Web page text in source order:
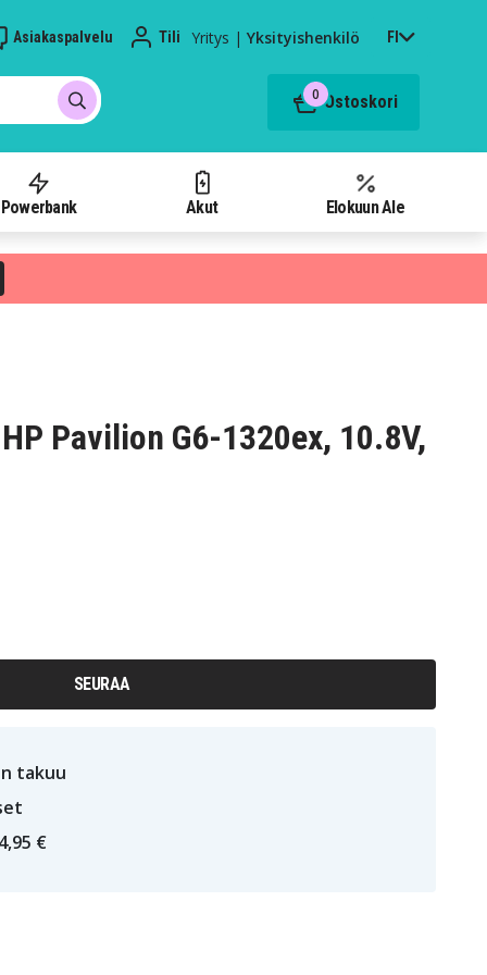
Asiakaspalvelu Tili Yritys | Yksityishenkilö FI
0 Ostoskori
Powerbank Akut Elokuun Ale
Pavilion G6-1320ex, 10.8V,
SEURAA
takuu
€